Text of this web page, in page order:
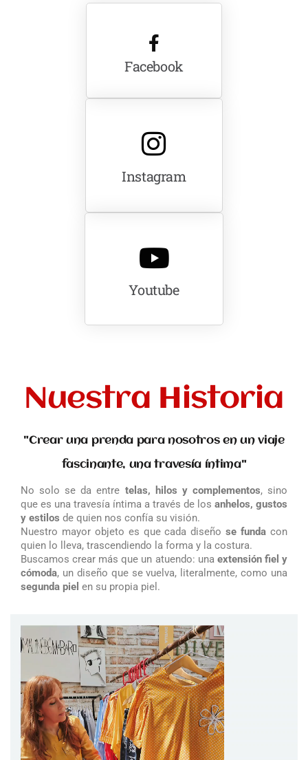
Facebook
Instagram
Youtube
Nuestra Historia
"Crear una prenda para nosotros en un viaje
fascinante, una travesía íntima"
No solo se da entre telas, hilos y complementos, sino
que es una travesía íntima a través de los anhelos, gustos
y estilos de quien nos confía su visión.
Nuestro mayor objeto es que cada diseñose funda con
quien lo lleva, trascendiendo la forma y la costura.
Buscamos crear más que un atuendo: una extensión fiel y
cómoda, un diseño que se vuelva, literalmente, como una
segunda piel en su propia piel.